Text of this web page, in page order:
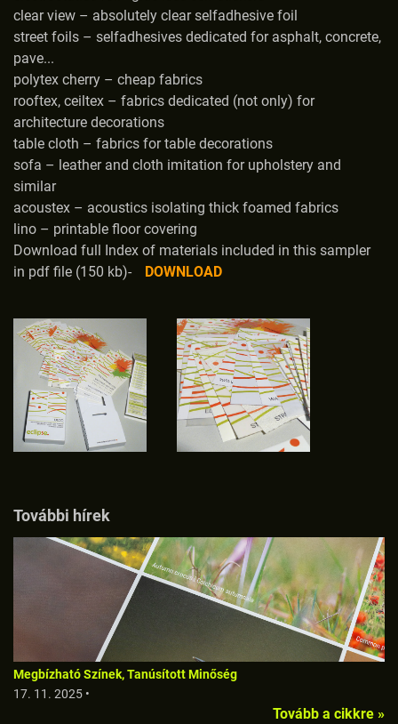
clear view – absolutely clear selfadhesive foil
street foils – selfadhesives dedicated for asphalt, concrete,
pave...
polytex cherry – cheap fabrics
rooftex, ceiltex – fabrics dedicated (not only) for
architecture decorations
table cloth – fabrics for table decorations
sofa – leather and cloth imitation for upholstery and
similar
acoustex – acoustics isolating thick foamed fabrics
lino – printable floor covering
Download full Index of materials included in this sampler
in pdf file (150 kb)-
DOWNLOAD
További hírek
Megbízható Színek, Tanúsított Minőség
17. 11. 2025 •
Tovább a cikkre »